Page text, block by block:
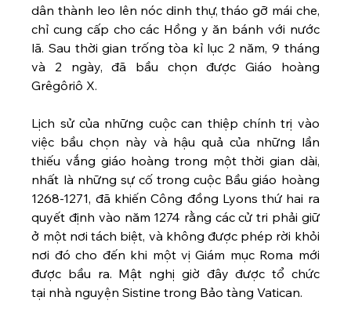
dân thành leo lên nóc dinh thự, tháo gỡ mái che,
chỉ cung cấp cho các Hồng y ăn bánh với nước
lã. Sau thời gian trống tòa kỉ lục 2 năm, 9 tháng
và 2 ngày, đã bầu chọn được Giáo hoàng
Grêgôriô X.
Lịch sử của những cuộc can thiệp chính trị vào
việc bầu chọn này và hậu quả của những lần
thiếu vắng giáo hoàng trong một thời gian dài,
nhất là những sự cố trong cuộc Bầu giáo hoàng
1268-1271, đã khiến Công đồng Lyons thứ hai ra
quyết định vào năm 1274 rằng các cử tri phải giữ
ở một nơi tách biệt, và không được phép rời khỏi
nơi đó cho đến khi một vị Giám mục Roma mới
được bầu ra. Mật nghị giờ đây được tổ chức
tại nhà nguyện Sistine trong Bảo tàng Vatican.